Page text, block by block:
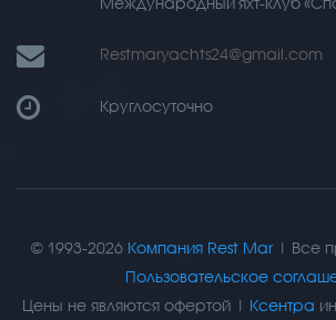
Restmaryachts24@gmail.com
Круглосуточно
© 1993-2026 Компания Rest Mar| Все
Пользовательское
Цены не являются офертой | Ксентра